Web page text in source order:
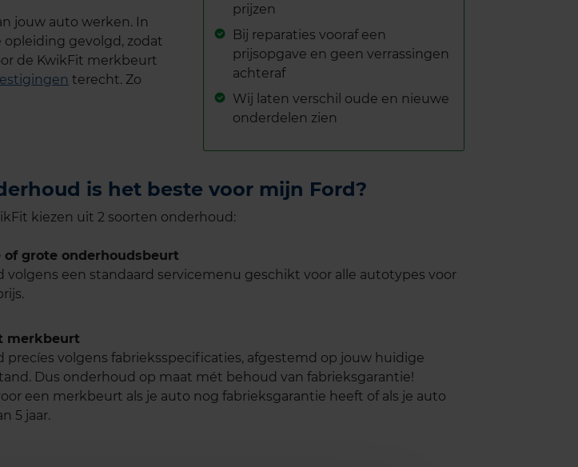
prijzen
Bij reparaties vooraf een
prijsopgave en geen verrassingen
achteraf
Wij laten verschil oude en nieuwe
onderdelen zien
jouw auto werken. In
gevolgd, zodat
de KwikFit merkbeurt
terecht. Zo
is het beste voor mijn Ford?
kiezen uit 2 soorten onderhoud:
of grote onderhoudsbeurt
volgens een standaard servicemenu geschikt voor alle autotypes voor
merkbeurt
precíes volgens fabrieksspecificaties, afgestemd op jouw huidige
Dus onderhoud op maat mét behoud van fabrieksgarantie!
een merkbeurt als je auto nog fabrieksgarantie heeft of als je auto
5 jaar.